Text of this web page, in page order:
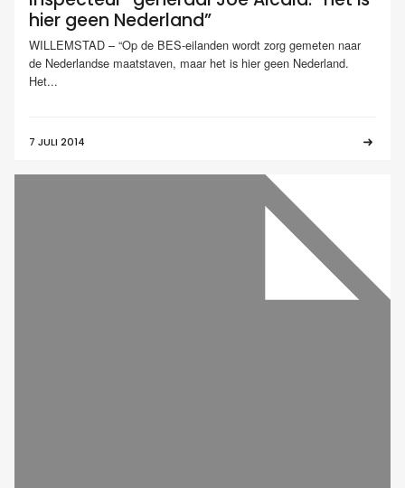
hier geen Nederland”
WILLEMSTAD – “Op de BES-eilanden wordt zorg gemeten naar
de Nederlandse maatstaven, maar het is hier geen Nederland.
Het...
7 JULI 2014